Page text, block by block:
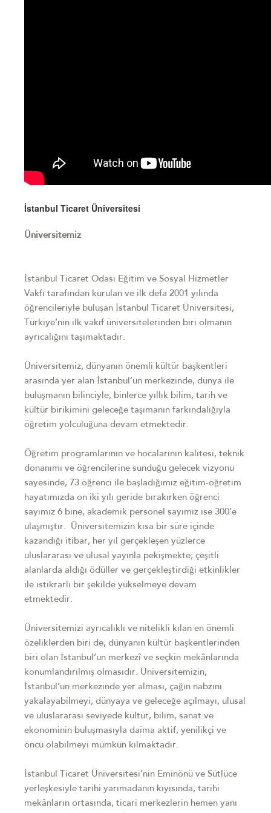
İstanbul Ticaret Üniversitesi
Üniversitemiz
İstanbul Ticaret Odası Eğitim ve Sosyal Hizmetler
Vakfı tarafından kurulan ve ilk defa 2001 yılında
öğrencileriyle buluşan İstanbul Ticaret Üniversitesi,
Türkiye’nin ilk vakıf üniversitelerinden biri olmanın
ayrıcalığını taşımaktadır.
Üniversitemiz, dünyanın önemli kültür başkentleri
arasında yer alan İstanbul’un merkezinde, dünya ile
buluşmanın bilinciyle, binlerce yıllık bilim, tarih ve
kültür birikimini geleceğe taşımanın farkındalığıyla
öğretim yolculuğuna devam etmektedir.
Öğretim programlarının ve hocalarının kalitesi, teknik
donanımı ve öğrencilerine sunduğu gelecek vizyonu
sayesinde, 73 öğrenci ile başladığımız eğitim-öğretim
hayatımızda on iki yılı geride bırakırken öğrenci
sayımız 6 bine, akademik personel sayımız ise 300’e
ulaşmıştır. Üniversitemizin kısa bir süre içinde
kazandığı itibar, her yıl gerçekleşen yüzlerce
uluslararası ve ulusal yayınla pekişmekte; çeşitli
alanlarda aldığı ödüller ve gerçekleştirdiği etkinlikler
ile istikrarlı bir şekilde yükselmeye devam
etmektedir.
Üniversitemizi ayrıcalıklı ve nitelikli kılan en önemli
özeliklerden biri de, dünyanın kültür başkentlerinden
biri olan İstanbul’un merkezî ve seçkin mekânlarında
konumlandırılmış olmasıdır. Üniversitemizin,
İstanbul’un merkezinde yer alması, çağın nabzını
yakalayabilmeyi, dünyaya ve geleceğe açılmayı, ulusal
ve uluslararası seviyede kültür, bilim, sanat ve
ekonominin buluşmasıyla daima aktif, yenilikçi ve
öncü olabilmeyi mümkün kılmaktadır.
İstanbul Ticaret Üniversitesi’nin Eminönü ve Sütlüce
yerleşkesiyle tarihi yarımadanın kıyısında, tarihi
mekânların ortasında, ticari merkezlerin hemen yanı